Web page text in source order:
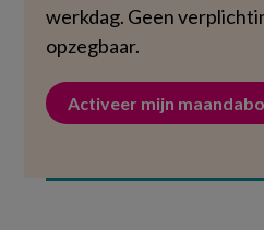
werkdag. Geen
opzegbaar.
Activeer mijn